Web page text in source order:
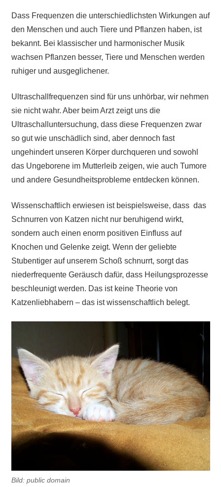
Dass Frequenzen die unterschiedlichsten Wirkungen auf
den Menschen und auch Tiere und Pflanzen haben, ist
bekannt. Bei klassischer und harmonischer Musik
wachsen Pflanzen besser, Tiere und Menschen werden
ruhiger und ausgeglichener.
Ultraschallfrequenzen sind für uns unhörbar, wir nehmen
sie nicht wahr. Aber beim Arzt zeigt uns die
Ultraschalluntersuchung, dass diese Frequenzen zwar
so gut wie unschädlich sind, aber dennoch fast
ungehindert unseren Körper durchqueren und sowohl
das Ungeborene im Mutterleib zeigen, wie auch Tumore
und andere Gesundheitsprobleme entdecken können.
Wissenschaftlich erwiesen ist beispielsweise, dass das
Schnurren von Katzen nicht nur beruhigend wirkt,
sondern auch einen enorm positiven Einfluss auf
Knochen und Gelenke zeigt. Wenn der geliebte
Stubentiger auf unserem Schoß schnurrt, sorgt das
niederfrequente Geräusch dafür, dass Heilungsprozesse
beschleunigt werden. Das ist keine Theorie von
Katzenliebhabern – das ist wissenschaftlich belegt.
Bild: public domain